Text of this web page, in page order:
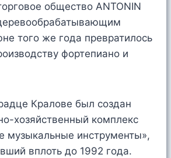
общество ANTONIN
того же года превратилось
фортепиано и
Кралове был создан
хозяйственный комплекс
музыкальные инструменты»,
вплоть до 1992 года.